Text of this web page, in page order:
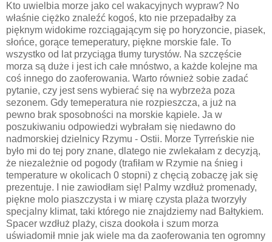
Kto uwielbia morze jako cel wakacyjnych wypraw? No
właśnie ciężko znaleźć kogoś, kto nie przepadałby za
pięknym widokime rozciągającym się po horyzoncie, piasek,
słońce, gorące temeperatury, piękne morskie fale. To
wszystko od lat przyciąga tłumy turystów. Na szczęście
morza są duże i jest ich całe mnóstwo, a każde kolejne ma
coś innego do zaoferowania. Warto również sobie zadać
pytanie, czy jest sens wybierać się na wybrzeża poza
sezonem. Gdy temeperatura nie rozpieszcza, a już na
pewno brak sposobności na morskie kąpiele. Ja w
poszukiwaniu odpowiedzi wybrałam się niedawno do
nadmorskiej dzielnicy Rzymu - Ostii. Morze Tyrreńskie nie
było mi do tej pory znane, dlatego nie zwlekałam z decyzją,
że niezależnie od pogody (trafiłam w Rzymie na śnieg i
temperature w okolicach 0 stopni) z chęcią zobaczę jak się
prezentuje. I nie zawiodłam się! Palmy wzdłuż promenady,
piękne molo piaszczysta i w miarę czysta plaża tworzyły
specjalny klimat, taki którego nie znajdziemy nad Bałtykiem.
Spacer wzdłuż plaży, cisza dookoła i szum morza
uświadomił mnie jak wiele ma da zaoferowania ten ogromny